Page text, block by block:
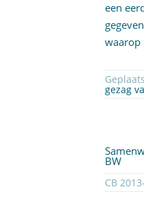
een
waarop
gezag
BW